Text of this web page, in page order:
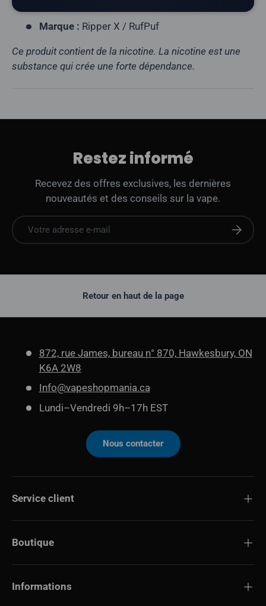
Marque : Ripper X / RufPuf
Ce produit contient de la nicotine. La nicotine est une
substance qui crée une forte dépendance.
Restez informé
Recevez des offres exclusives, les dernières
nouveautés et des conseils sur la vape.
E-mail
Retour en haut de la page
872, rue James, bureau n° 870, Hawkesbury, ON
K6A 2W8
Info@vapeshopmania.ca
Lundi–Vendredi 9h–17h EST
Nous contacter
Service client
Boutique
Informations